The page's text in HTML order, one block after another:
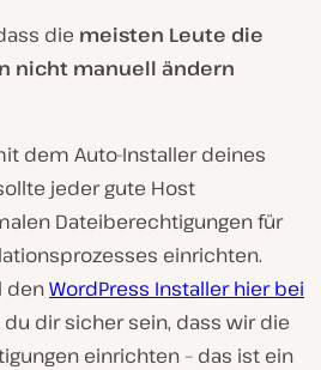
die meisten Leute die
nicht manuell ändern
dem Auto-Installer deines
jeder gute Host
Dateiberechtigungen für
einrichten.
denWordPress Installer hier bei
du dir sicher sein, dass wir die
einrichten – das ist ein